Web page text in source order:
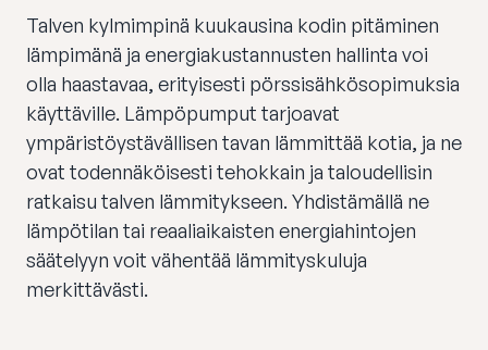
Talven kylmimpinä kuukausina kodin pitäminen
lämpimänä ja energiakustannusten hallinta voi
olla haastavaa, erityisesti pörssisähkösopimuksia
käyttäville. Lämpöpumput tarjoavat
ympäristöystävällisen tavan lämmittää kotia, ja ne
ovat todennäköisesti tehokkain ja taloudellisin
ratkaisu talven lämmitykseen. Yhdistämällä ne
lämpötilan tai reaaliaikaisten energiahintojen
säätelyyn voit vähentää lämmityskuluja
merkittävästi.